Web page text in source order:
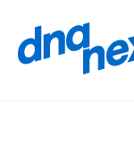
Navigatie
overslaan